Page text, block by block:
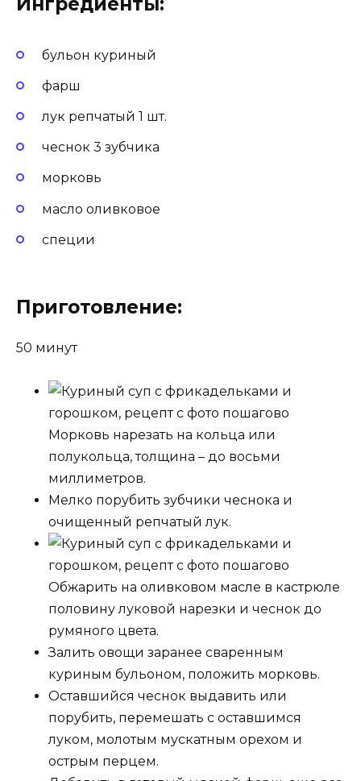
бульон куриный
фарш
лук репчатый 1 шт.
чеснок 3 зубчика
морковь
масло оливковое
специи
Приготовление:
50 минут
Морковь нарезать на кольца или
полукольца, толщина – до восьми
миллиметров.
Мелко порубить зубчики чеснока и
очищенный репчатый лук.
Обжарить на оливковом масле в кастрюле
половину луковой нарезки и чеснок до
румяного цвета.
Залить овощи заранее сваренным
куриным бульоном, положить морковь.
Оставшийся чеснок выдавить или
порубить, перемешать с оставшимся
луком, молотым мускатным орехом и
острым перцем.